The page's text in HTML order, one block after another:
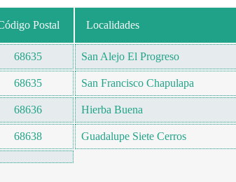
Postal Localidades
68635 San Alejo El Progreso
68635 San Francisco Chapulapa
68636 Hierba Buena
68638 Guadalupe Siete Cerros